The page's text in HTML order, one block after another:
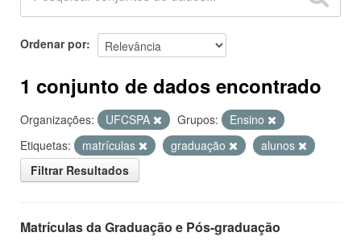
Sobre
Ordenar por
1 conjunto de dados encontrado
Organizações: UFCSPA Grupos:
Ensino
Etiquetas:
matrículas graduação
alunos
Filtrar Resultados
Matrículas da Graduação e Pós-graduação